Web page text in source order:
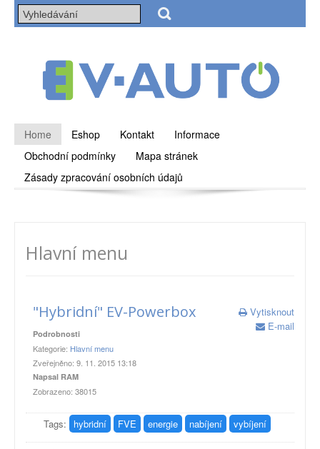
Home Eshop Kontakt
Informace
Obchodní podmínky
Mapa stránek
Zásady zpracování osobních údajů
Hlavní menu
"Hybridní" EV-Powerbox
Vytisknout
E-mail
Podrobnosti
Kategorie: Hlavní menu
Zveřejněno: 9. 11. 2015 13:18
Napsal RAM
Zobrazeno: 38015
Tags: hybridní FVE energie nabíjení vybíjení